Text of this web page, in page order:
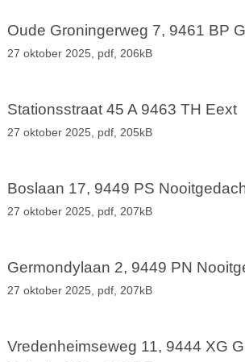
Oude Groningerweg 7, 9461 BP
27 oktober 2025, pdf, 206kB
Stationsstraat 45 A 9463 TH Eext
27 oktober 2025, pdf, 205kB
Boslaan 17, 9449 PS
27 oktober 2025, pdf, 207kB
Germondylaan 2, 9449 PN
27 oktober 2025, pdf, 207kB
Vredenheimseweg 11, 9444 XG